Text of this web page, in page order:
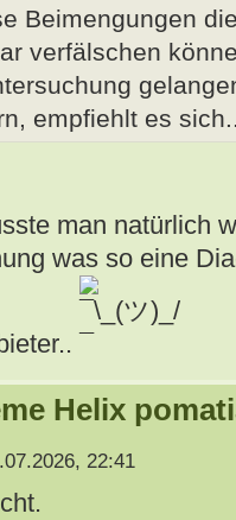
Beimengungen
verfälschen
empfiehlt es
man natürlich
was so eine
Helix
22:41